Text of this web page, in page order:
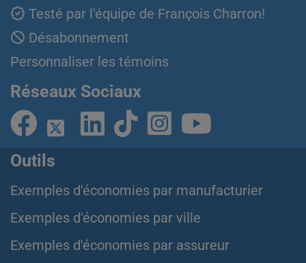
Testé par l'équipe de François Charron!
Désabonnement
Personnaliser les témoins
Réseaux Sociaux
Outils
Exemples d'économies par manufacturier
Exemples d'économies par ville
Exemples d'économies par assureur